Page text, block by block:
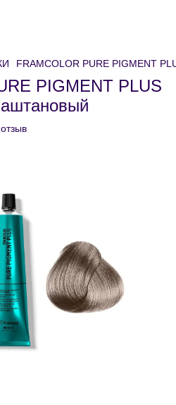
FRAMCOLOR PURE PIGMENT
PIGMENT PLUS